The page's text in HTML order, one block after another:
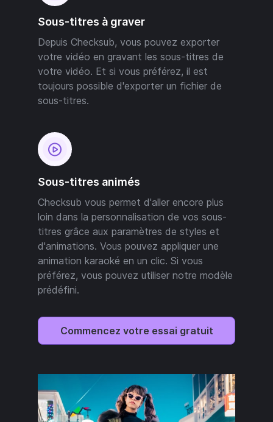
Sous-titres à graver
Depuis Checksub, vous pouvez exporter
votre vidéo en gravant les sous-titres de
votre vidéo. Et si vous préférez, il est
toujours possible d'exporter un fichier de
sous-titres.
Sous-titres animés
Checksub vous permet d'aller encore plus
loin dans la personnalisation de vos sous-
titres grâce aux paramètres de styles et
d'animations. Vous pouvez appliquer une
animation karaoké en un clic. Si vous
préférez, vous pouvez utiliser notre modèle
prédéfini.
Commencez votre essai gratuit